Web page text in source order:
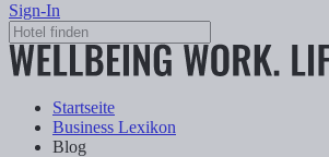
Sign-In
Startseite
Business Lexikon
Blog